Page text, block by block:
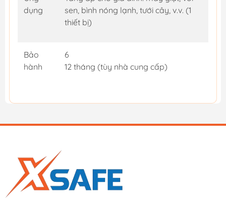
dụng
sen, bình nóng lạnh, tưới cây, v.v. (1
thiết bị)
Bảo
hành
6
12 tháng (tùy nhà cung cấp)